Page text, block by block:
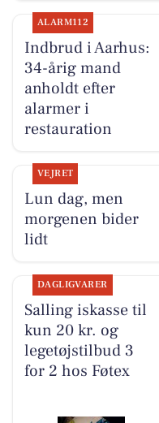
ALARM112
Indbrud i Aarhus:
34-årig mand
anholdt efter
alarmer i
restauration
VEJRET
Lun dag, men
morgenen bider
lidt
DAGLIGVARER
Salling iskasse til
kun 20 kr. og
legetøjstilbud 3
for 2 hos Føtex